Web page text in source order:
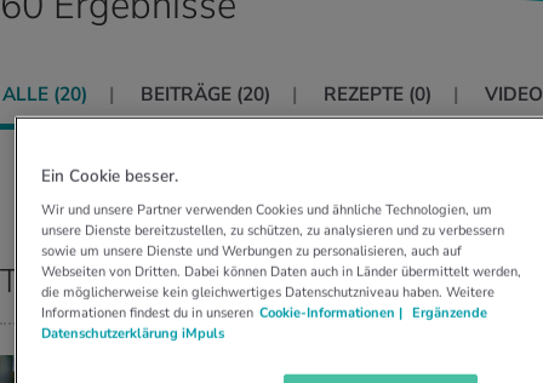
THEMEN IM BEREICH ERNÄHRUNG
BMI berechnen
THEMEN IM BEREICH BEWEGUNG
Kalorienverbrauch berechnen
Personal Health Coaching
THEMEN IM BEREICH ENTSPANNUNG
Glücklich sein
Personal Health Coaching
THEMEN IM BEREICH MEDIZIN
Mund- & Zahnpflege
THEMEN IM BEREICH SERVICES
Tools, Test & Quizze
ALLE (20) BEITRÄGE (20) REZEPTE (0)
Top Ergebnisse
Ein Cookie besser.
Wir und unsere Partner verwenden Cookies und ähnliche Technologien, um
unsere Dienste bereitzustellen, zu schützen, zu analysieren und zu verbessern
sowie um unsere Dienste und Werbungen zu personalisieren, auch auf
Webseiten von Dritten. Dabei können Daten auch in Länder übermittelt werden,
die möglicherweise kein gleichwertiges Datenschutzniveau haben. Weitere
Informationen findest du in unseren Cookie-Informationen | Ergänzende
Datenschutzerklärung iMpuls